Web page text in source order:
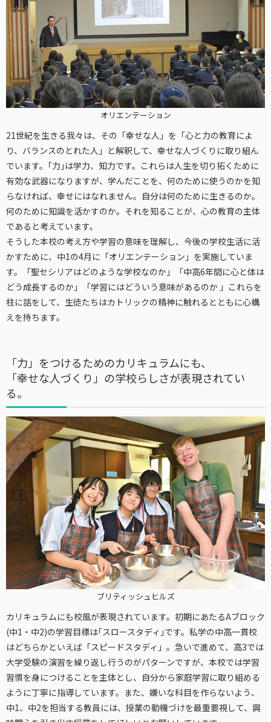
オリエンテーション
21世紀を生きる我々は、その「幸せな人」を「心と力の教育によ
り、バランスのとれた人」と解釈して、幸せな人づくりに取り組ん
でいます。｢力｣は学力、知力です。これらは人生を切り拓くために
有効な武器になりますが、学んだことを、何のために使うのかを知
らなければ、幸せにはなれません。自分は何のために生きるのか。
何のために知識を活かすのか。それを知ることが、心の教育の主体
であると考えています。
そうした本校の考え方や学習の意味を理解し、今後の学校生活に活
かすために、中1の4月に「オリエンテーション」を実施していま
す。「聖セシリアはどのような学校なのか」「中高6年間に心と体は
どう成長するのか」「学習にはどういう意味があるのか 」これらを
柱に話をして、生徒たちはカトリックの精神に触れるとともに心構
えを持ちます。
「力」をつけるためのカリキュラムにも、
「幸せな人づくり」の学校らしさが表現されてい
る。
ブリティッシュヒルズ
カリキュラムにも校風が表現されています。初期にあたるAブロック
(中1・中2)の学習目標は｢スロースタディ｣です。私学の中高一貫校
はどちらかといえば「スピードスタディ」。急いで進めて、高3では
大学受験の演習を繰り返し行うのがパターンですが、本校では学習
習慣を身につけることを主体とし、自分から家庭学習に取り組める
ように丁寧に指導しています。また、嫌いな科目を作らないよう、
中1、中2を担当する教員には、授業の動機づけを最重要視して、興